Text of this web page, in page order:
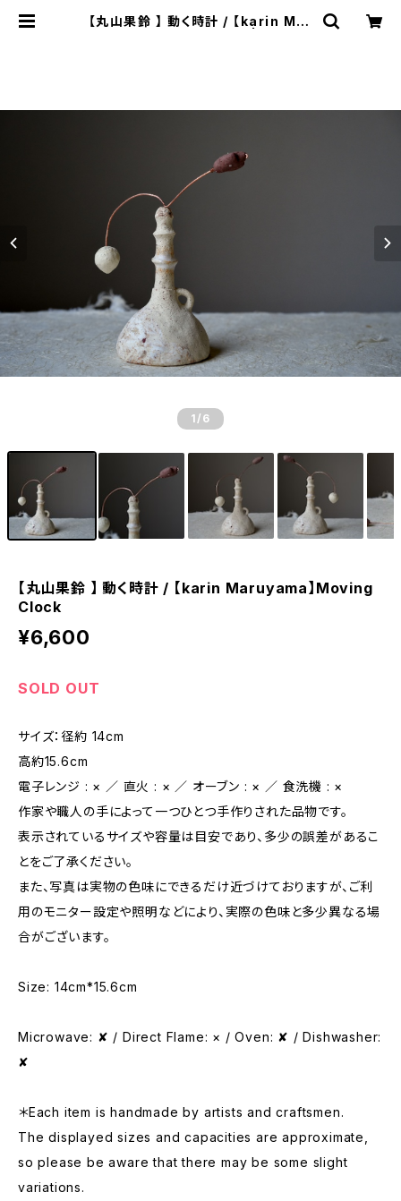
【丸山果鈴 】 動く時計 / 【karin Mar
1 /6
【丸山果鈴 】 動く時計 / 【karin Maruyama】Moving
Clock
¥6,600
SOLD OUT
サイズ：径約 14cm
高約15.6cm
電子レンジ : × ／ 直火 : × ／ オーブン : × ／ 食洗機 : ×
作家や職人の手によって一つひとつ手作りされた品物です。
表示されているサイズや容量は目安であり、多少の誤差があるこ
とをご了承ください。
また、写真は実物の色味にできるだけ近づけておりますが、ご利
用のモニター設定や照明などにより、実際の色味と多少異なる場
合がございます。
Size: 14cm*15.6cm
Microwave: ✘ / Direct Flame: × / Oven: ✘ / Dishwasher:
✘
＊Each item is handmade by artists and craftsmen.
The displayed sizes and capacities are approximate,
so please be aware that there may be some slight
variations.